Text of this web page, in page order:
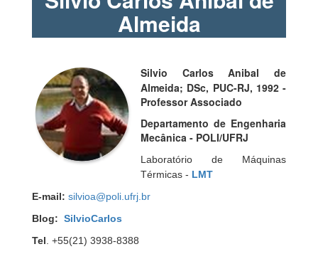
Almeida
Silvio Carlos Anibal de
Almeida; DSc, PUC-RJ, 1992 -
Professor Associado
Departamento de Engenharia
Mecânica - POLI/UFRJ
Laboratório de Máquinas
Térmicas - LMT
E-mail: silvioa@poli.ufrj.br
Blog: SilvioCarlos
Tel. +55(21) 3938-8388